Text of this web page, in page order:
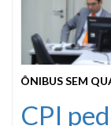
ÔNIBUS SEM
CPI